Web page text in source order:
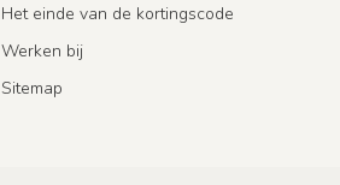
Het einde van de kortingscode
Werken bij
Sitemap